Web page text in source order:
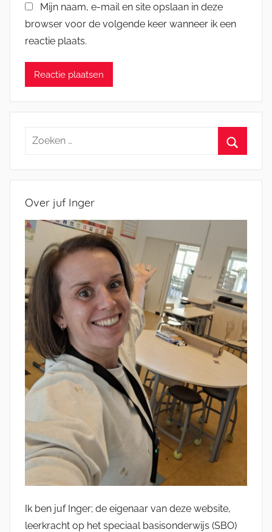
Mijn naam, e-mail en site opslaan in deze
browser voor de volgende keer wanneer ik een
reactie plaats.
Zoeken
Over juf Inger
Ik ben juf Inger; de eigenaar van deze website,
leerkracht op het speciaal basisonderwijs (SBO)